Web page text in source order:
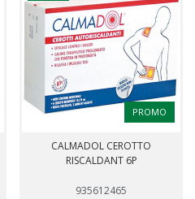
PROMO
CALMADOL CEROTTO
RISCALDANT 6P
935612465